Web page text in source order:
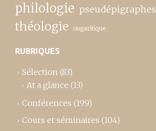
philologie pseudépigraphes
théologie ougaritique
RUBRIQUES
Sélection (83)
At a glance (13)
Conférences (199)
Cours et séminaires (104)